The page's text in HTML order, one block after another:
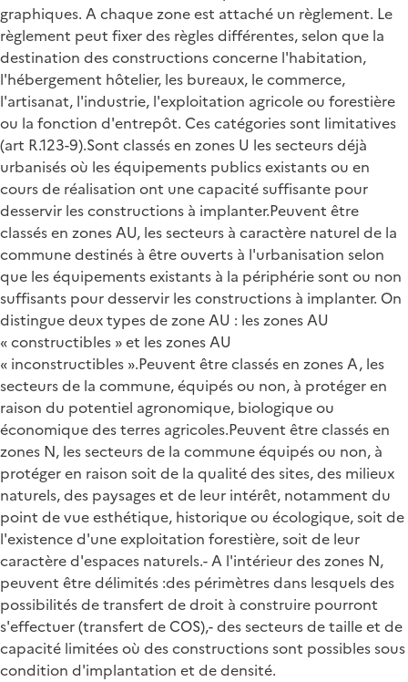
graphiques. A chaque zone est attaché un règlement. Le
règlement peut fixer des règles différentes, selon que la
destination des constructions concerne l'habitation,
l'hébergement hôtelier, les bureaux, le commerce,
l'artisanat, l'industrie, l'exploitation agricole ou forestière
ou la fonction d'entrepôt. Ces catégories sont limitatives
(art R.123-9).Sont classés en zones U les secteurs déjà
urbanisés où les équipements publics existants ou en
cours de réalisation ont une capacité suffisante pour
desservir les constructions à implanter.Peuvent être
classés en zones AU, les secteurs à caractère naturel de la
commune destinés à être ouverts à l'urbanisation selon
que les équipements existants à la périphérie sont ou non
suffisants pour desservir les constructions à implanter. On
distingue deux types de zone AU : les zones AU
« constructibles » et les zones AU
« inconstructibles ».Peuvent être classés en zones A, les
secteurs de la commune, équipés ou non, à protéger en
raison du potentiel agronomique, biologique ou
économique des terres agricoles.Peuvent être classés en
zones N, les secteurs de la commune équipés ou non, à
protéger en raison soit de la qualité des sites, des milieux
naturels, des paysages et de leur intérêt, notamment du
point de vue esthétique, historique ou écologique, soit de
l'existence d'une exploitation forestière, soit de leur
caractère d'espaces naturels.- A l'intérieur des zones N,
peuvent être délimités :des périmètres dans lesquels des
possibilités de transfert de droit à construire pourront
s'effectuer (transfert de COS),- des secteurs de taille et de
capacité limitées où des constructions sont possibles sous
condition d'implantation et de densité.